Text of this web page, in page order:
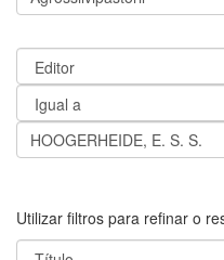
Utilizar filtros para refinar o